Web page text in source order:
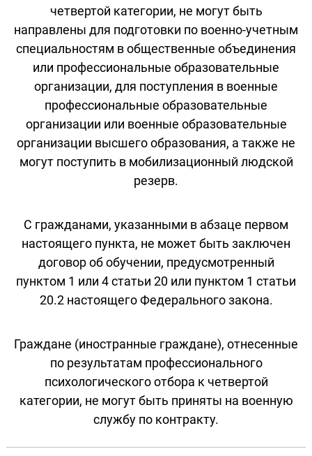
четвертой категории, не могут быть
направлены для подготовки по военно-учетным
специальностям в общественные объединения
или профессиональные образовательные
организации, для поступления в военные
профессиональные образовательные
организации или военные образовательные
организации высшего образования, а также не
могут поступить в мобилизационный людской
резерв.
С гражданами, указанными в абзаце первом
настоящего пункта, не может быть заключен
договор об обучении, предусмотренный
пунктом 1 или 4 статьи 20 или пунктом 1 статьи
20.2 настоящего Федерального закона.
Граждане (иностранные граждане), отнесенные
по результатам профессионального
психологического отбора к четвертой
категории, не могут быть приняты на военную
службу по контракту.